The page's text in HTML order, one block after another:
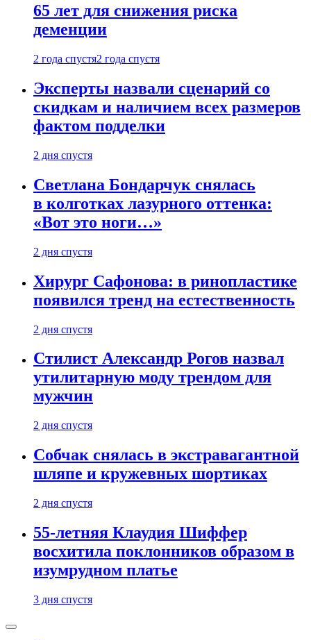
65 лет для снижения риска
деменции
2 года спустя2 года спустя
Эксперты назвали сценарий со
скидкам и наличием всех размеров
фактом подделки
2 дня спустя
Светлана Бондарчук снялась
в колготках лазурного оттенка:
«Вот это ноги…»
2 дня спустя
Хирург Сафонова: в ринопластике
появился тренд на естественность
2 дня спустя
Стилист Александр Рогов назвал
утилитарную моду трендом для
мужчин
2 дня спустя
Собчак снялась в экстравагантной
шляпе и кружевных шортиках
2 дня спустя
55-летняя Клаудия Шиффер
восхитила поклонников образом в
изумрудном платье
3 дня спустя